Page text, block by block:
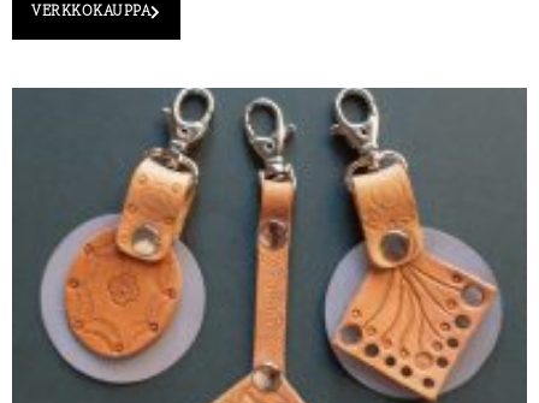
VERKKOKAUPPA